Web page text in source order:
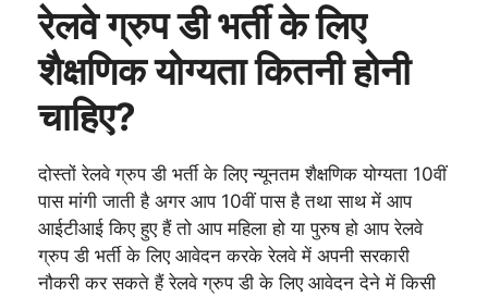
रेलवे ग्रुप डी भर्ती के लिए
शैक्षणिक योग्यता कितनी होनी
चाहिए?
दोस्तों रेलवे ग्रुप डी भर्ती के लिए न्यूनतम शैक्षणिक योग्यता 10वीं
पास मांगी जाती है अगर आप 10वीं पास है तथा साथ में आप
आईटीआई किए हुए हैं तो आप महिला हो या पुरुष हो आप रेलवे
ग्रुप डी भर्ती के लिए आवेदन करके रेलवे में अपनी सरकारी
नौकरी कर सकते हैं रेलवे ग्रुप डी के लिए आवेदन देने में किसी